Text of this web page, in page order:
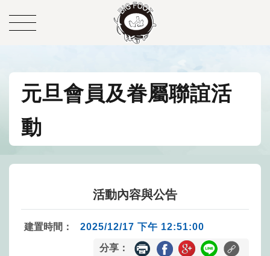
元旦會員及眷屬聯誼活
動
活動內容與公告
建置時間： 2025/12/17 下午 12:51:00
分享：